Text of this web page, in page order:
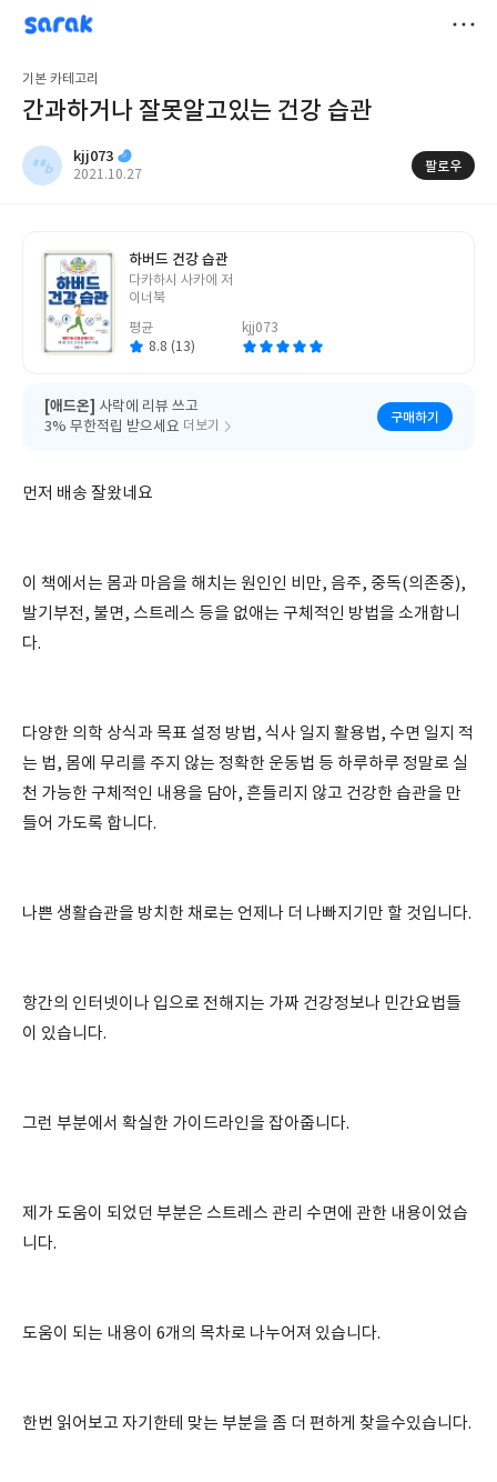
sarak
kjj073
기본 카테고리
간과하거나 잘못알고있는 건강 습관
kjj073
작
2021.10.27
팔로우
하버드 건강 습관
글
쓴
다카하시 사카에 저
이너북
평균
8.8 (13)
kjj073
[애드온] 사락에 리뷰 쓰고
3% 무한적립 받으세요 더보기
구매하기
먼저 배송 잘왔네요
이 책에서는 몸과 마음을 해치는 원인인 비만, 음주, 중독(의존중),
발기부전, 불면, 스트레스 등을 없애는 구체적인 방법을 소개합니
다.
다양한 의학 상식과 목표 설정 방법, 식사 일지 활용법, 수면 일지 적
는 법, 몸에 무리를 주지 않는 정확한 운동법 등 하루하루 정말로 실
천 가능한 구체적인 내용을 담아, 흔들리지 않고 건강한 습관을 만
들어 가도록 합니다.
나쁜 생활습관을 방치한 채로는 언제나 더 나빠지기만 할 것입니다.
항간의 인터넷이나 입으로 전해지는 가짜 건강정보나 민간요법들
이 있습니다.
그런 부분에서 확실한 가이드라인을 잡아줍니다.
제가 도움이 되었던 부분은 스트레스 관리 수면에 관한 내용이었습
니다.
도움이 되는 내용이 6개의 목차로 나누어져 있습니다.
한번 읽어보고 자기한테 맞는 부분을 좀 더 편하게 찾을수있습니다.